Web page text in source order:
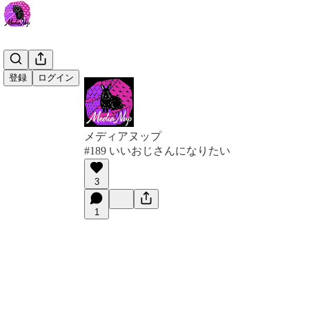
登録 ログイン
メディアヌップ
#189 いいおじさんになりたい
3
1